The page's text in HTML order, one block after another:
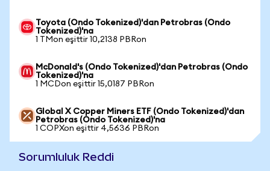
Toyota (Ondo Tokenized)'dan Petrobras (Ondo
Tokenized)'na
1 TMon eşittir 10,2138 PBRon
McDonald's (Ondo Tokenized)'dan Petrobras (Ondo
Tokenized)'na
1 MCDon eşittir 15,0187 PBRon
Global X Copper Miners ETF (Ondo Tokenized)'dan
Petrobras (Ondo Tokenized)'na
1 COPXon eşittir 4,5636 PBRon
Sorumluluk Reddi